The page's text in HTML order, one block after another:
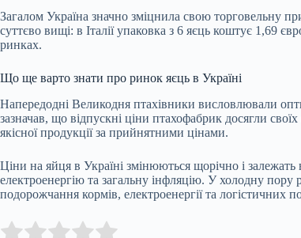
Загалом Україна значно зміцнила свою торговельну
суттєво вищі: в Італії упаковка з 6 яєць коштує 1,69
ринках.
Що ще варто знати про ринок яєць в Україні
Напередодні Великодня птахівники висловлювали
зазначав, що відпускні ціни птахофабрик досягли
якісної продукції за прийнятними цінами.
Ціни на яйця в Україні змінюються щорічно і
електроенергію та загальну інфляцію. У холодну
подорожчання кормів, електроенергії та логістичних
Rate this item: